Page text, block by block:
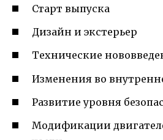
Старт выпуска
Дизайн и экстерьер
Технические
Изменения во
Развитие уровня
Модификации